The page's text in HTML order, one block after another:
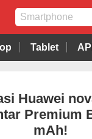
Tablet
Huawei
Premium
mAh!